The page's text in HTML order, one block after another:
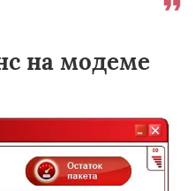
на модеме